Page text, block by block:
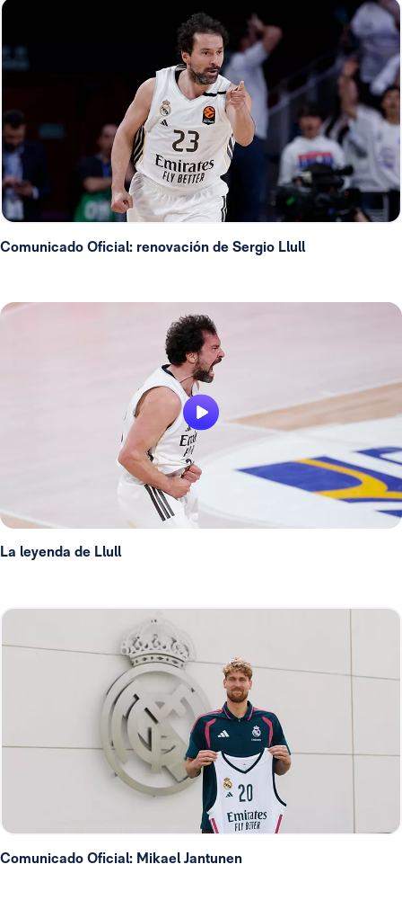
Comunicado Oficial: renovación de Sergio Llull
La leyenda de Llull
Comunicado Oficial: Mikael Jantunen